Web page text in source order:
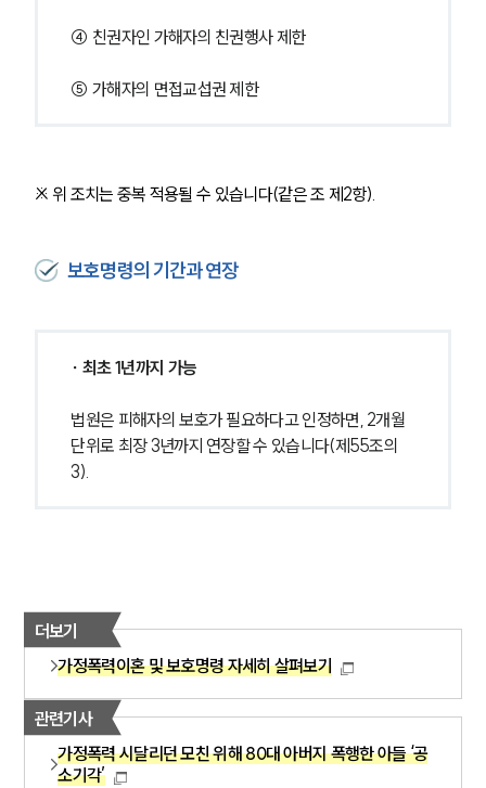
④ 친권자인 가해자의 친권행사 제한
⑤ 가해자의 면접교섭권 제한
※ 위 조치는 중복 적용될 수 있습니다(같은 조 제2항).
보호명령의 기간과 연장
∙ 최초 1년까지 가능
법원은 피해자의 보호가 필요하다고 인정하면, 2개월
단위로 최장 3년까지 연장할 수 있습니다(제55조의
3).
더보기
가정폭력이혼 및 보호명령 자세히 살펴보기
관련기사
가정폭력 시달리던 모친 위해 80대 아버지 폭행한 아들 ‘공
소기각’